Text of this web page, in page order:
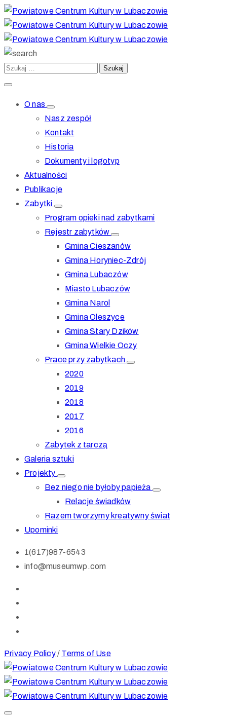
O nas
Nasz zespół
Kontakt
Historia
Dokumenty i logotyp
Aktualności
Publikacje
Zabytki
Program opieki nad zabytkami
Rejestr zabytków
Gmina Cieszanów
Gmina Horyniec-Zdrój
Gmina Lubaczów
Miasto Lubaczów
Gmina Narol
Gmina Oleszyce
Gmina Stary Dzików
Gmina Wielkie Oczy
Prace przy zabytkach
2020
2019
2018
2017
2016
Zabytek z tarczą
Galeria sztuki
Projekty
Bez niego nie byłoby papieża
Relacje świadków
Razem tworzymy kreatywny świat
Upominki
1(617)987-6543
info@museumwp.com
Privacy Policy/ Terms of Use